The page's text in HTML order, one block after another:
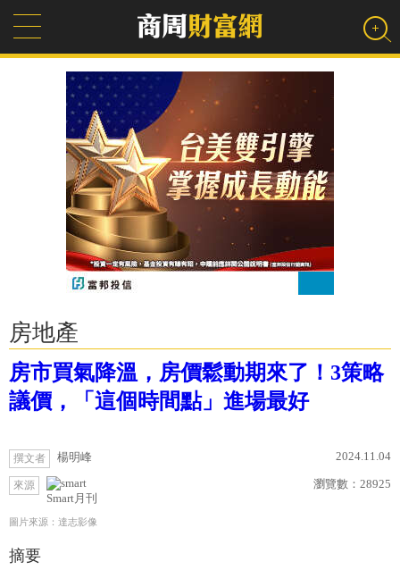
房地產
房市買氣降溫，房價鬆動期來了！3策略
議價，「這個時間點」進場最好
撰文者 楊明峰 2024.11.04
來源
Smart月刊
瀏覽數： 28925
圖片來源：達志影像
摘要